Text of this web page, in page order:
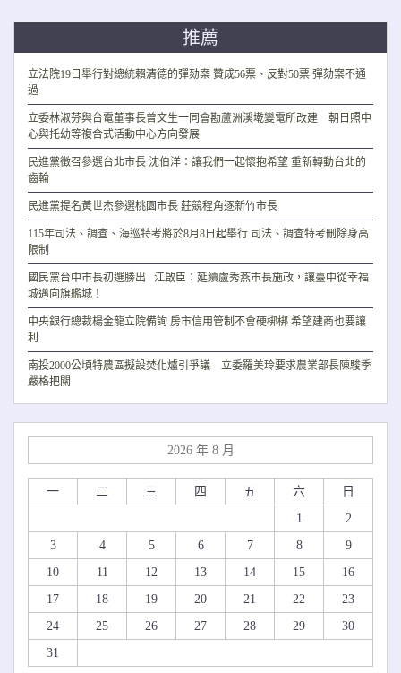
推薦
立法院19日舉行對總統賴清德的彈劾案 贊成56票、反對50票 彈劾案不通
過
立委林淑芬與台電董事長曾文生一同會勘蘆洲溪墘變電所改建 朝日照中
心與托幼等複合式活動中心方向發展
民進黨徵召參選台北市長 沈伯洋：讓我們一起懷抱希望 重新轉動台北的
齒輪
民進黨提名黃世杰參選桃園市長 莊競程角逐新竹市長
115年司法、調查、海巡特考將於8月8日起舉行 司法、調查特考刪除身高
限制
國民黨台中市長初選勝出 江啟臣：延續盧秀燕市長施政，讓臺中從幸福
城邁向旗艦城！
中央銀行總裁楊金龍立院備詢 房市信用管制不會硬梆梆 希望建商也要讓
利
南投2000公頃特農區擬設焚化爐引爭議 立委羅美玲要求農業部長陳駿季
嚴格把關
2026 年 8 月
一 二 三 四 五 六
日
1
2
3
4 5 6 7 8
9
10
11 12 13 14 15
16
17
18 19 20 21 22
23
24
25 26 27 28 29
30
31